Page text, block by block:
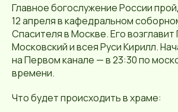
Главное богослужение России
12 апреля в кафедральном
Спасителя в Москве. Его
Московский и всея Руси Кирилл.
на Первом канале — в 23:30 по
времени.
Что будет происходить в храме: